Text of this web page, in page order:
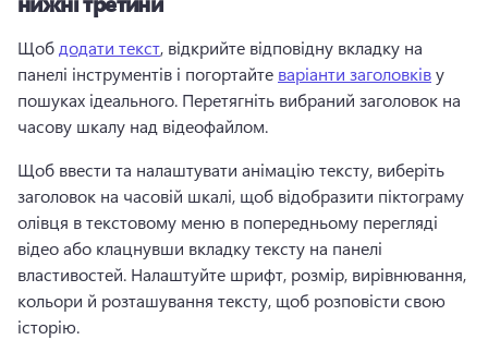
Щоб додати текст, відкрийте відповідну вкладку на
панелі інструментів і погортайте варіанти заголовків у
пошуках ідеального. Перетягніть вибраний заголовок на
часову шкалу над відеофайлом.
Щоб ввести та налаштувати анімацію тексту, виберіть
заголовок на часовій шкалі, щоб відобразити піктограму
олівця в текстовому меню в попередньому перегляді
відео або клацнувши вкладку тексту на панелі
властивостей. Налаштуйте шрифт, розмір, вирівнювання,
кольори й розташування тексту, щоб розповісти свою
історію.